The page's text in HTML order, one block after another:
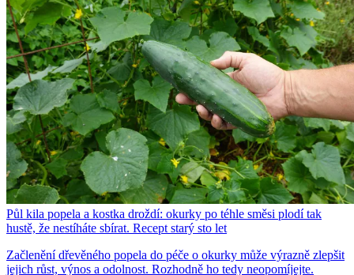
Půl kila popela a kostka droždí: okurky po téhle směsi plodí tak
hustě, že nestíháte sbírat. Recept starý sto let
Začlenění dřevěného popela do péče o okurky může výrazně zlepšit
jejich růst, výnos a odolnost. Rozhodně ho tedy neopomíjejte.